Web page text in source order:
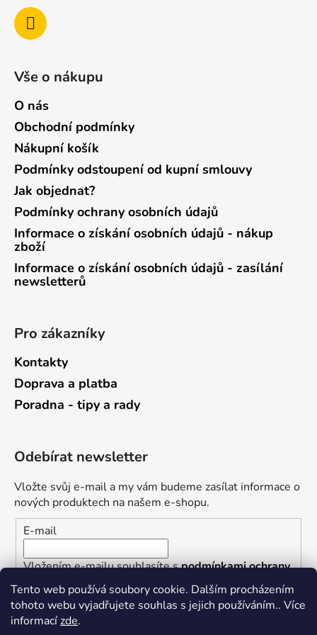
Tento web používá soubory cookie. Dalším procházením
tohoto webu vyjadřujete souhlas s jejich používáním.. Více
informacízde.
Vše o nákupu
O nás
Obchodní podmínky
Nákupní košík
Podmínky odstoupení od kupní smlouvy
Jak objednat?
Podmínky ochrany osobních údajů
Informace o získání osobních údajů - nákup
zboží
Informace o získání osobních údajů - zasílání
newsletterů
Pro zákazníky
Kontakty
Doprava a platba
Poradna - tipy a rady
Odebírat newsletter
Vložte svůj e-mail a my vám budeme zasílat informace o
nových produktech na našem e-shopu.
E-mail
Vložením e-mailu souhlasíte spodmínkami ochrany
osobních údajů
PŘIHLÁSIT SE